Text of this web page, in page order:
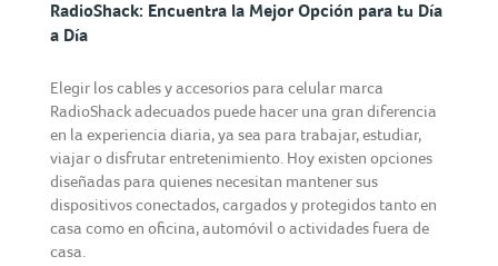
RadioShack: Encuentra la Mejor Opción para tu Día
a Día
Elegir los cables y accesorios para celular marca
RadioShack adecuados puede hacer una gran diferencia
en la experiencia diaria, ya sea para trabajar, estudiar,
viajar o disfrutar entretenimiento. Hoy existen opciones
diseñadas para quienes necesitan mantener sus
dispositivos conectados, cargados y protegidos tanto en
casa como en oficina, automóvil o actividades fuera de
casa.